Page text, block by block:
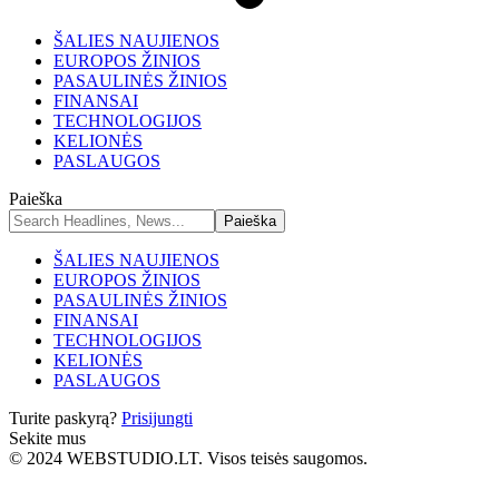
ŠALIES NAUJIENOS
EUROPOS ŽINIOS
PASAULINĖS ŽINIOS
FINANSAI
TECHNOLOGIJOS
KELIONĖS
PASLAUGOS
Paieška
ŠALIES NAUJIENOS
EUROPOS ŽINIOS
PASAULINĖS ŽINIOS
FINANSAI
TECHNOLOGIJOS
KELIONĖS
PASLAUGOS
Turite paskyrą? Prisijungti
Sekite mus
© 2024 WEBSTUDIO.LT. Visos teisės saugomos.